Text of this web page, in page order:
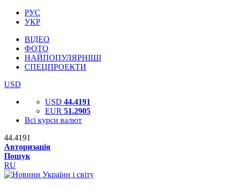
РУС
УКР
ВІДЕО
ФОТО
НАЙПОПУЛЯРНІШІ
СПЕЦПРОЕКТИ
USD
USD 44.4191
EUR 51.2905
Всі курси валют
44.4191
Авторизація
Пошук
RU